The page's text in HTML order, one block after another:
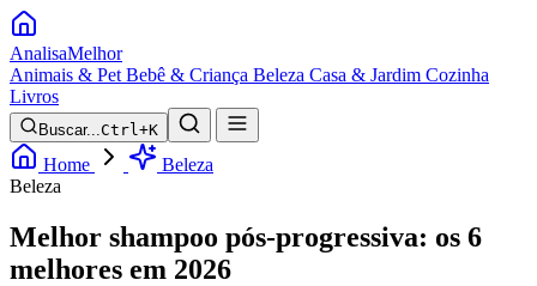
AnalisaMelhor
Animais & Pet Bebê & Criança Beleza Casa & Jardim Cozinha
Livros
Buscar...Ctrl+K
Home
Beleza
Beleza
Melhor shampoo pós-progressiva: os 6
melhores em 2026